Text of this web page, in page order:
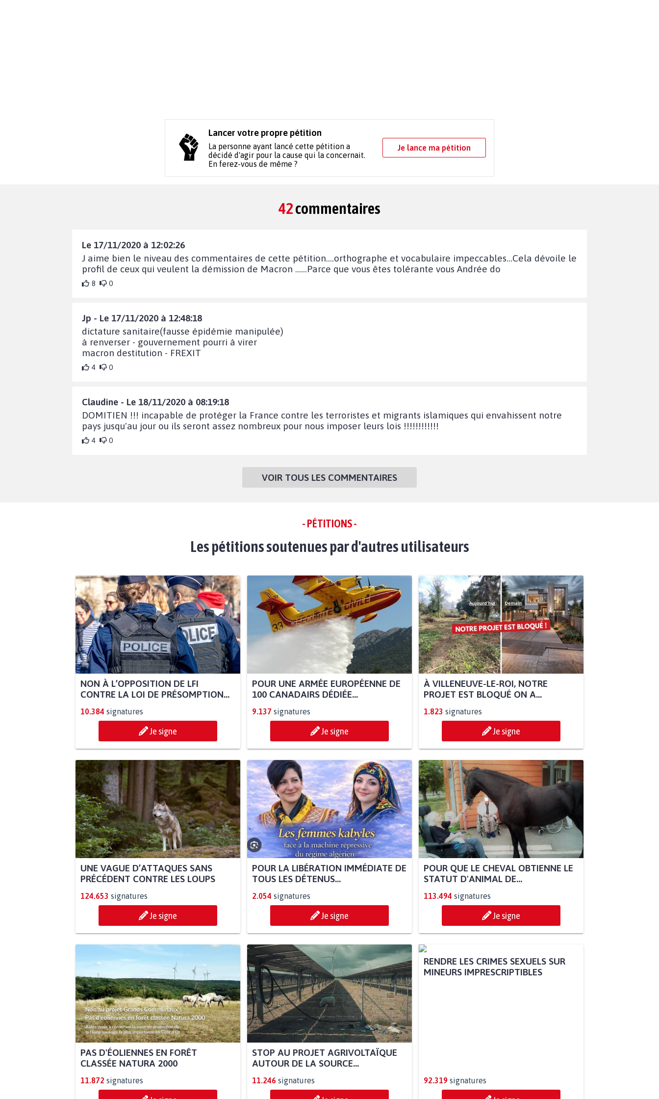
Lancer votre propre pétition
La personne ayant lancé cette pétition a
décidé d'agir pour la cause qui la concernait.
En ferez-vous de même ?
Je lance ma pétition
42commentaires
Le 17/11/2020 à 12:02:26
J aime bien le niveau des commentaires de cette pétition....orthographe et vocabulaire impeccables...Cela dévoile le
profil de ceux qui veulent la démission de Macron ......Parce que vous êtes tolérante vous Andrée do
8 0
Jp - Le 17/11/2020 à 12:48:18
dictature sanitaire(fausse épidémie manipulée)
à renverser - gouvernement pourri à virer
macron destitution - FREXIT
4 0
Claudine - Le 18/11/2020 à 08:19:18
DOMITIEN !!! incapable de protéger la France contre les terroristes et migrants islamiques qui envahissent notre
pays jusqu'au jour ou ils seront assez nombreux pour nous imposer leurs lois !!!!!!!!!!!!
4 0
VOIR TOUS LES COMMENTAIRES
- PÉTITIONS -
Les pétitions soutenues par d'autres utilisateurs
NON À L’OPPOSITION DE LFI
CONTRE LA LOI DE PRÉSOMPTION...
10.384 signatures
Je signe
POUR UNE ARMÉE EUROPÉENNE DE
100 CANADAIRS DÉDIÉE...
9.137 signatures
Je signe
À VILLENEUVE-LE-ROI, NOTRE
PROJET EST BLOQUÉ ON A...
1.823 signatures
Je signe
UNE VAGUE D’ATTAQUES SANS
PRÉCÉDENT CONTRE LES LOUPS
124.653 signatures
Je signe
POUR LA LIBÉRATION IMMÉDIATE DE
TOUS LES DÉTENUS...
2.054 signatures
Je signe
POUR QUE LE CHEVAL OBTIENNE LE
STATUT D'ANIMAL DE...
113.494 signatures
Je signe
PAS D'ÉOLIENNES EN FORÊT
CLASSÉE NATURA 2000
11.872 signatures
STOP AU PROJET AGRIVOLTAÏQUE
AUTOUR DE LA SOURCE...
11.246 signatures 92.319 signatures